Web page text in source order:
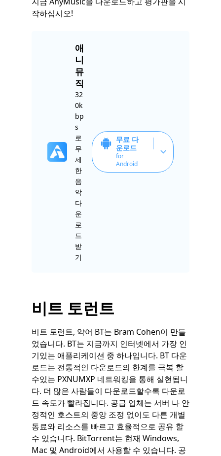
작하십시오!
애
니
뮤
직
32
0k
bp
s
로
무
제
한
음
악
다
운
로
드
받
기
무료 다
운로드
for
Android
비트 토런트
비트 토런트, 약어 BT는 Bram Cohen이 만들
었습니다. BT는 지금까지 인터넷에서 가장 인
기있는 애플리케이션 중 하나입니다. BT 다운
로드는 전통적인 다운로드의 한계를 극복 할
수있는 PXNUMXP 네트워킹을 통해 실현됩니
다. 더 많은 사람들이 다운로드할수록 다운로
드 속도가 빨라집니다. 공급 업체는 서버 나 안
정적인 호스트의 중앙 조정 없이도 다른 개별
동료와 리소스를 빠르고 효율적으로 공유 할
수 있습니다. BitTorrent는 현재 Windows,
Mac 및 Android에서 사용할 수 있습니다. 공